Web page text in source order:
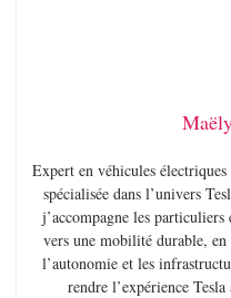
Expert en véhicules
spécialisée dans l’univers
j’accompagne les
vers une mobilité durable, en
l’autonomie et les
rendre l’expérience